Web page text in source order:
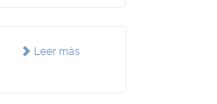
Leer más